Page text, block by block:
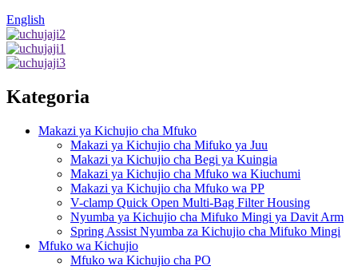
English
Kategoria
Makazi ya Kichujio cha Mfuko
Makazi ya Kichujio cha Mifuko ya Juu
Makazi ya Kichujio cha Begi ya Kuingia
Makazi ya Kichujio cha Mfuko wa Kiuchumi
Makazi ya Kichujio cha Mfuko wa PP
V-clamp Quick Open Multi-Bag Filter Housing
Nyumba ya Kichujio cha Mifuko Mingi ya Davit Arm
Spring Assist Nyumba za Kichujio cha Mifuko Mingi
Mfuko wa Kichujio
Mfuko wa Kichujio cha PO